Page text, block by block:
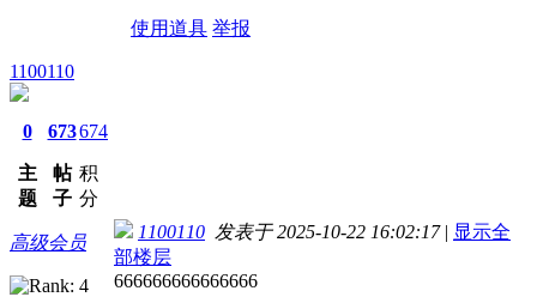
使用道具 举报
1100110
0
主
题
673
帖
子
674
积
分
高级会员
1100110 发表于 2025-10-22 16:02:17 | 显示全
部楼层
666666666666666